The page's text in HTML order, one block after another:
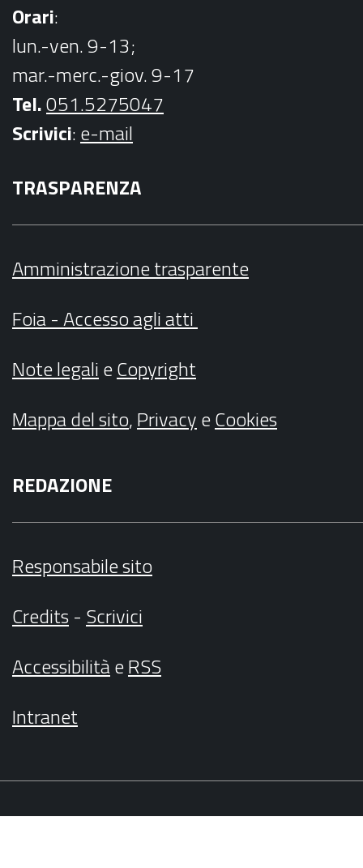
Orari:
lun.-ven. 9-13;
mar.-merc.-giov. 9-17
Tel.051.5275047
Scrivici:e-mail
TRASPARENZA
Amministrazione trasparente
Foia - Accesso agli atti
Note legalieCopyright
Mappa del sito,PrivacyeCookies
REDAZIONE
Responsabile sito
Credits- Scrivici
AccessibilitàeRSS
Intranet